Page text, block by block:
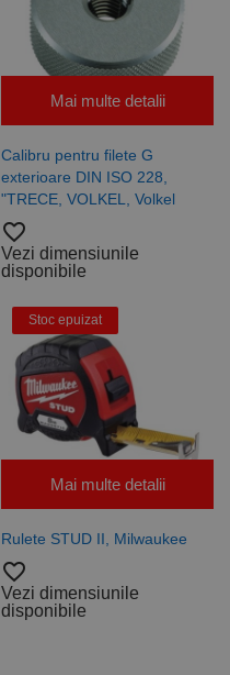
Mai multe detalii
Calibru pentru filete G
exterioare DIN ISO 228,
"TRECE, VOLKEL, Volkel
favorite_border
Vezi dimensiunile
disponibile
Stoc epuizat
Mai multe detalii
Rulete STUD II, Milwaukee
favorite_border
Vezi dimensiunile
disponibile
Analytics
pentru a
sesiunii.